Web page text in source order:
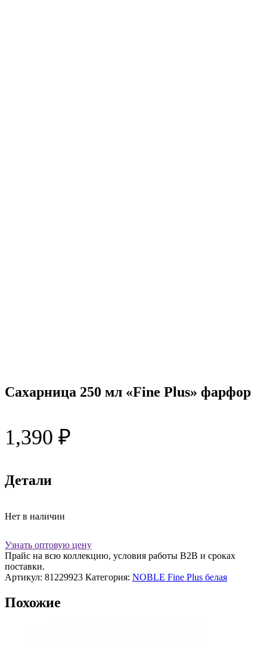
Сахарница 250 мл «Fine Plus» фарфор
1,390 ₽
Детали
Нет в наличии
Узнать оптовую цену
Прайс на всю коллекцию, условия работы В2В и сроках
поставки.
Артикул: 81229923 Категория: NOBLE Fine Plus белая
Похожие